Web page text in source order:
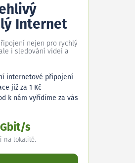
Internet
nejen pro rychlý
i sledování videí a
internetové připojení
již za 1 Kč
k nám vyřídíme za vás
Gbit/s
na lokalitě.